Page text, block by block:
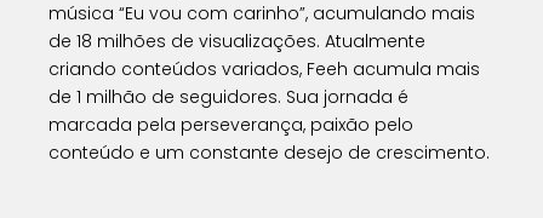
música “Eu vou com carinho”, acumulando mais
de 18 milhões de visualizações. Atualmente
criando conteúdos variados, Feeh acumula mais
de 1 milhão de seguidores. Sua jornada é
marcada pela perseverança, paixão pelo
conteúdo e um constante desejo de crescimento.